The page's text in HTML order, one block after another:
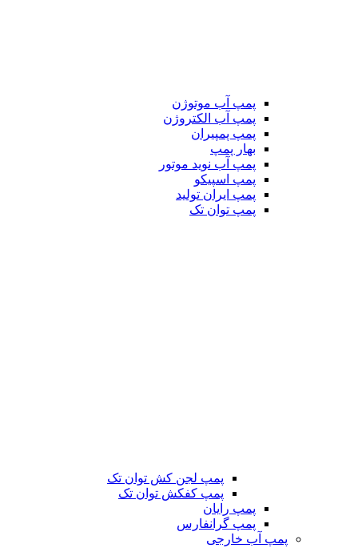
پمپ آب موتوژن
پمپ آب الکتروژن
پمپ پمپیران
بهار پمپ
پمپ آب نوید موتور
پمپ اسپیکو
پمپ ایران تولید
پمپ توان تک
پمپ لجن کش توان تک
پمپ کفکش توان تک
پمپ رایان
پمپ گرانفارس
پمپ آب خارجی